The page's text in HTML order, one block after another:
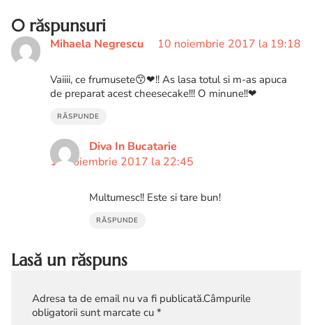
0 răspunsuri
Mihaela Negrescu 10 noiembrie 2017 la 19:18
Vaiiii, ce frumusete😙❤!! As lasa totul si m-as apuca
de preparat acest cheesecake!!! O minune!!❤
RĂSPUNDE
Diva In Bucatarie
10 noiembrie 2017 la 22:45
Multumesc!! Este si tare bun!
RĂSPUNDE
Lasă un răspuns
Adresa ta de email nu va fi publicată.Câmpurile
obligatorii sunt marcate cu *